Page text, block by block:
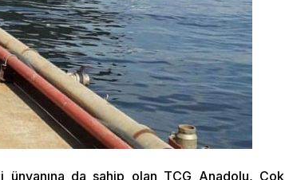
da sahip olan TCG Anadolu, Çok